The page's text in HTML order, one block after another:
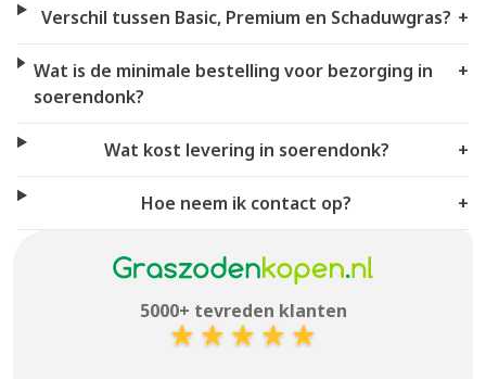
Verschil tussen Basic, Premium en Schaduwgras? +
Wat is de minimale bestelling voor bezorging in
soerendonk?
+
Wat kost levering in soerendonk? +
Hoe neem ik contact op? +
5000+ tevreden klanten